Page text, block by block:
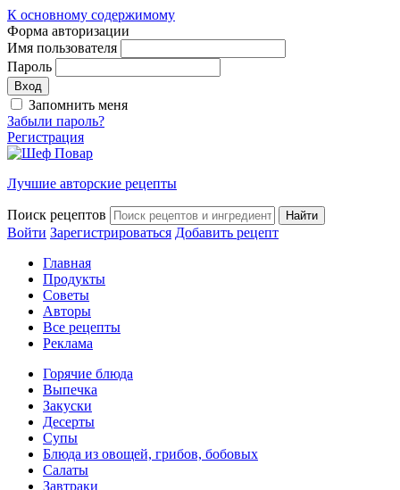
К основному содержимому
Форма авторизации
Имя пользователя
Пароль
Запомнить меня
Забыли пароль?
Регистрация
Лучшие авторские рецепты
Поиск рецептов
Войти Зарегистрироваться Добавить рецепт
Главная
Продукты
Советы
Авторы
Все рецепты
Реклама
Горячие блюда
Выпечка
Закуски
Десерты
Супы
Блюда из овощей, грибов, бобовых
Салаты
Завтраки